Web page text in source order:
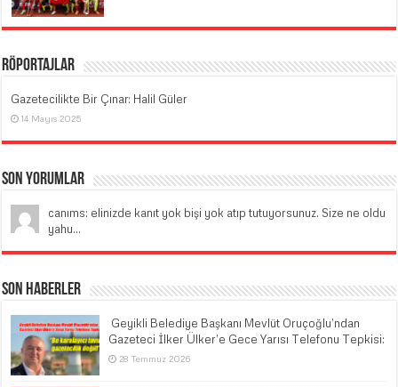
Röportajlar
Gazetecilikte Bir Çınar: Halil Güler
14 Mayıs 2025
Son Yorumlar
canıms: elinizde kanıt yok bişi yok atıp tutuyorsunuz. Size ne oldu
yahu...
Son Haberler
​ Geyikli Belediye Başkanı Mevlüt Oruçoğlu’ndan
Gazeteci İlker Ülker’e Gece Yarısı Telefonu Tepkisi:
28 Temmuz 2026